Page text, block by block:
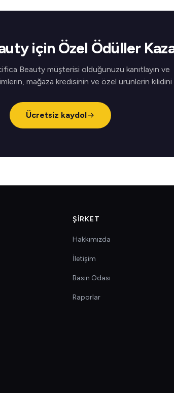
için Özel Ödüller
Beauty müşterisi olduğunuzu kanıtlayın ve
mağaza kredisinin ve özel ürünlerin kilidini
Ücretsiz kaydol
ŞIRKET
Hakkımızda
İletişim
Basın Odası
Raporlar